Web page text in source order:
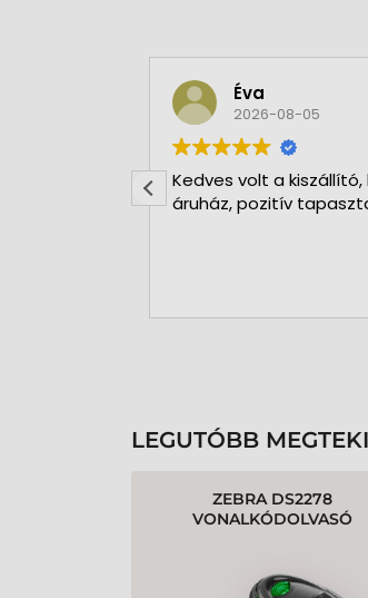
Éva
2026-08-05
Kedves volt a
áruház, pozitív
LEGUTÓBB
ZEBRA DS2278
VONALKÓDOLVASÓ